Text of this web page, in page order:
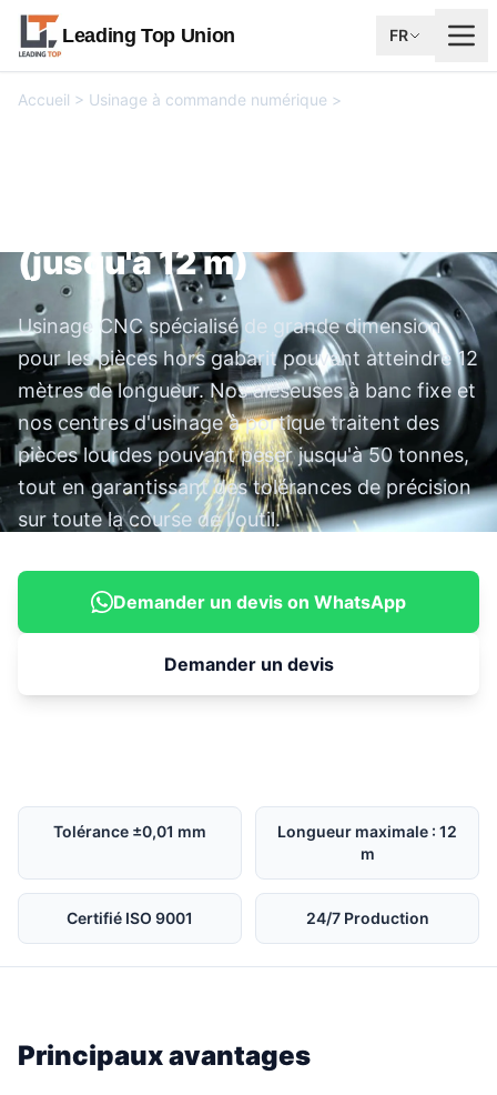
Leading Top Union FR
Accueil > Usinage à commande numérique >
(jusqu'à 12 m)
Usinage CNC spécialisé de grande dimension
pour les pièces hors gabarit pouvant atteindre 12
mètres de longueur. Nos aléseuses à banc fixe et
nos centres d'usinage à portique traitent des
pièces lourdes pouvant peser jusqu'à 50 tonnes,
tout en garantissant des tolérances de précision
sur toute la course de l'outil.
Demander un devis on WhatsApp
Demander un devis
Tolérance ±0,01 mm
Longueur maximale : 12
m
Certifié ISO 9001 24/7 Production
Principaux avantages